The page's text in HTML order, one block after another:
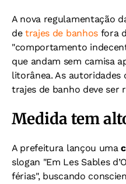
A nova regulamentação
detrajes de banhosfora
"comportamento
que andam sem camisa
litorânea. As autoridades
trajes de banho deve ser
Medida tem
A prefeitura lançou uma
slogan "Em Les Sables
férias", buscando